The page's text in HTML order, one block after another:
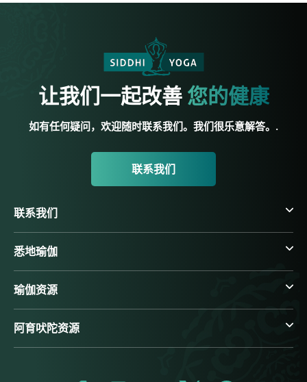
让我们一起改善 您的健康
如有任何疑问，欢迎随时联系我们。我们很乐意解答。.
联系我们
联系我们
悉地瑜伽
瑜伽资源
阿育吠陀资源